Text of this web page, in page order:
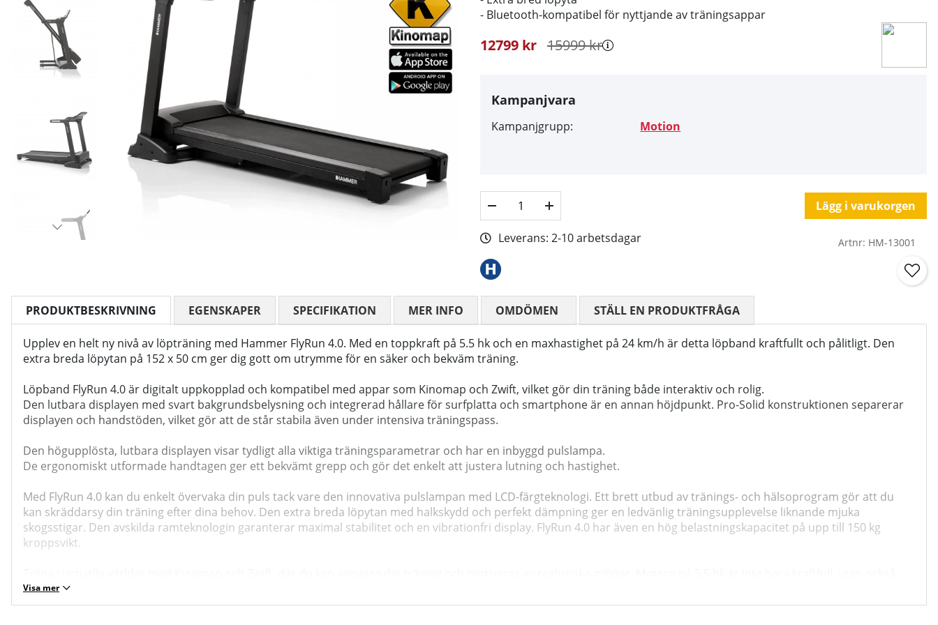
- Bluetooth-kompatibel för nyttjande av träningsappar
15999kr
12799 kr
Kampanjvara
Kampanjgrupp: Motion
Lägg i varukorgen
Leverans: 2-10 arbetsdagar Artnr: HM-13001
PRODUKTBESKRIVNING
Upplev en helt ny nivå av löpträning med Hammer FlyRun 4.0. Med en toppkraft på 5.5 hk och en maxhastighet på 24 km/h är detta löpband kraftfullt och pålitligt. Den
extra breda löpytan på 152 x 50 cm ger dig gott om utrymme för en säker och bekväm träning.
Löpband FlyRun 4.0 är digitalt uppkopplad och kompatibel med appar som Kinomap och Zwift, vilket gör din träning både interaktiv och rolig.
Den lutbara displayen med svart bakgrundsbelysning och integrerad hållare för surfplatta och smartphone är en annan höjdpunkt. Pro-Solid konstruktionen separerar
displayen och handstöden, vilket gör att de står stabila även under intensiva träningspass.
Den högupplösta, lutbara displayen visar tydligt alla viktiga träningsparametrar och har en inbyggd pulslampa.
De ergonomiskt utformade handtagen ger ett bekvämt grepp och gör det enkelt att justera lutning och hastighet.
Med FlyRun 4.0 kan du enkelt övervaka din puls tack vare den innovativa pulslampan med LCD-färgteknologi. Ett brett utbud av tränings- och hälsoprogram gör att du
kan skräddarsy din träning efter dina behov. Den extra breda löpytan med halkskydd och perfekt dämpning ger en ledvänlig träningsupplevelse liknande mjuka
skogsstigar. Den avskilda ramteknologin garanterar maximal stabilitet och en vibrationfri display. FlyRun 4.0 har även en hög belastningskapacitet på upp till 150 kg
kroppsvikt.
viskande tyst och hållbar, vilket betyder att du kan träna i lugn och ro. De ergonomiskt formade handstöden med snabbuttagningsknappar för hastighet och lutning
harmoniserar perfekt med löpbandets moderna och slimmade utseende.
Visa mer
EGENSKAPER SPECIFIKATION MER INFO OMDÖMEN MEDELBETYG 0 AV 5 ANTAL BETYG 0
STÄLL EN PRODUKTFRÅGA